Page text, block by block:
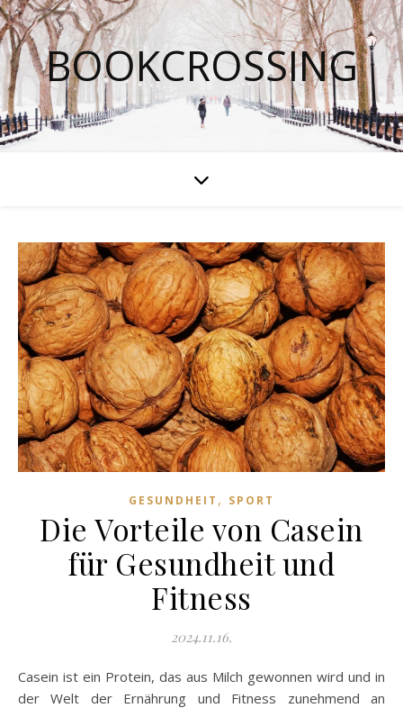
BOOKCROSSING
GESUNDHEIT , SPORT
Die Vorteile von Casein
für Gesundheit und
Fitness
2024.11.16.
Casein ist ein Protein, das aus Milch gewonnen wird und in
der Welt der Ernährung und Fitness zunehmend an